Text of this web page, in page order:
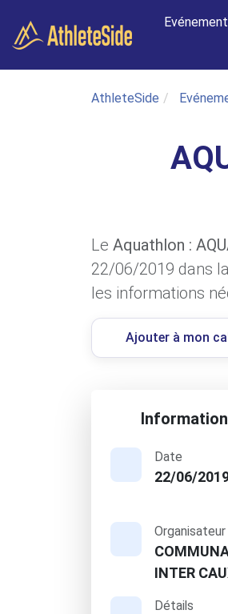
AthleteSide
Le Aquathlon :
22/06/2019 dans
les informations
Ajouter à mon
Date
22/06/
Organisateur
INTER
Détails